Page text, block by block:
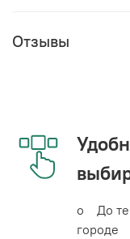
Отзывы
o До
городе